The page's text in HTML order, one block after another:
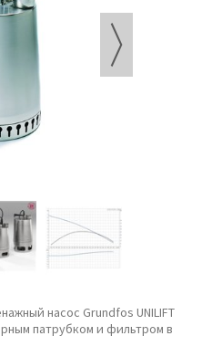
насос Grundfos UNILIFT
патрубком и фильтром в